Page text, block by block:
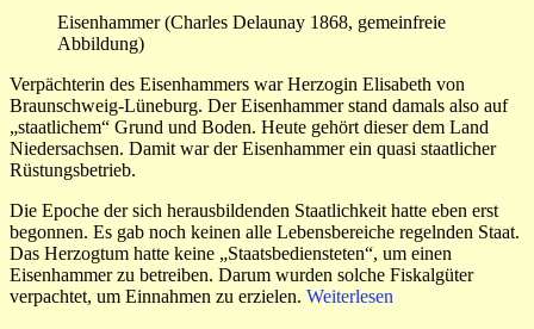
Eisenhammer (Charles Delaunay 1868, gemeinfreie
Abbildung)
Verpächterin des Eisenhammers war Herzogin Elisabeth von
Braunschweig-Lüneburg. Der Eisenhammer stand damals also auf
„staatlichem“ Grund und Boden. Heute gehört dieser dem Land
Niedersachsen. Damit war der Eisenhammer ein quasi staatlicher
Rüstungsbetrieb.
Die Epoche der sich herausbildenden Staatlichkeit hatte eben erst
begonnen. Es gab noch keinen alle Lebensbereiche regelnden Staat.
Das Herzogtum hatte keine „Staatsbediensteten“, um einen
Eisenhammer zu betreiben. Darum wurden solche Fiskalgüter
verpachtet, um Einnahmen zu erzielen. Weiterlesen